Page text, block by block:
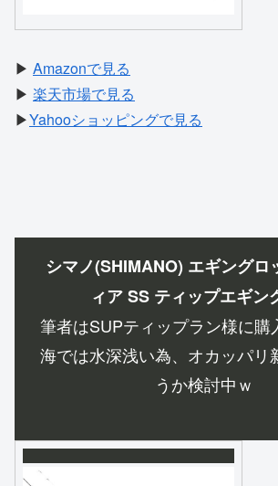
▶ Amazonで見る
▶ 楽天市場で見る
▶Yahooショッピングで見る
シマノ(SHIMANO) エギングロ
ィア SS ティップエギン
筆者はSUPティップラン様に購
海では水深浅い為、オカッパリ
うか検討中ｗ